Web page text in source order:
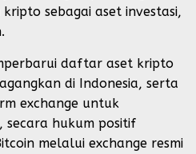
sebagai aset investasi,
daftar aset kripto
di Indonesia, serta
exchange untuk
secara hukum positif
melalui exchange resmi